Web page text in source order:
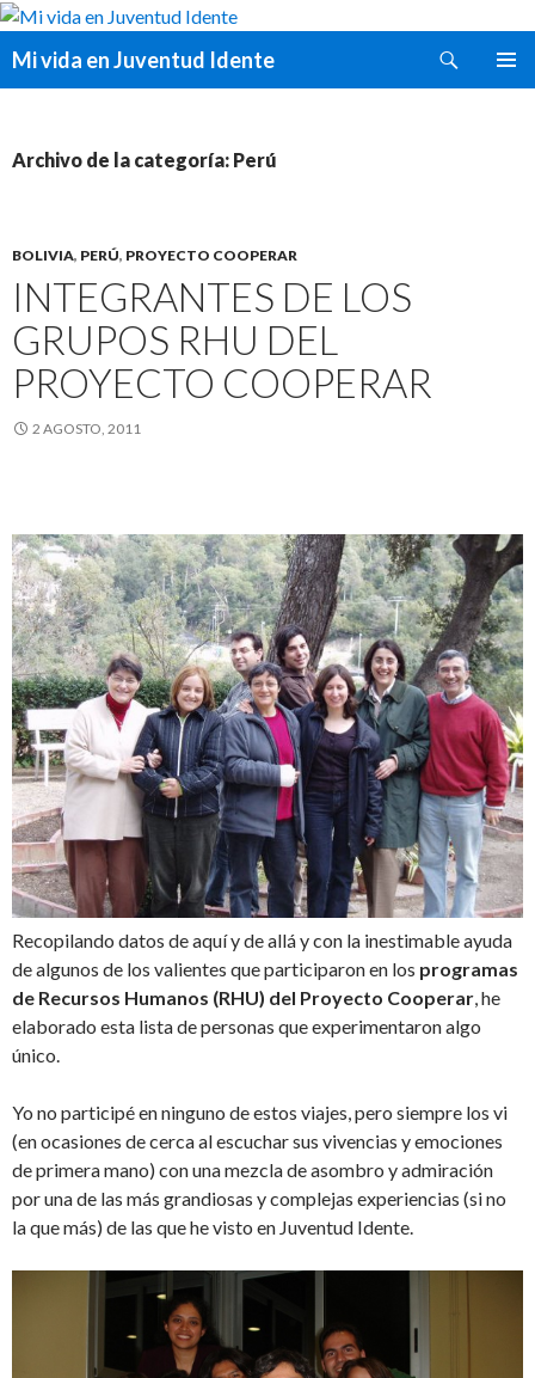
Mi vida en Juventud Idente
Archivo de la categoría: Perú
BOLIVIA, PERÚ, PROYECTO COOPERAR
INTEGRANTES DE LOS
GRUPOS RHU DEL
PROYECTO COOPERAR
2 AGOSTO, 2011
Recopilando datos de aquí y de allá y con la inestimable ayuda
de algunos de los valientes que participaron en los programas
de Recursos Humanos (RHU) del Proyecto Cooperar, he
elaborado esta lista de personas que experimentaron algo
único.
Yo no participé en ninguno de estos viajes, pero siempre los vi
(en ocasiones de cerca al escuchar sus vivencias y emociones
de primera mano) con una mezcla de asombro y admiración
por una de las más grandiosas y complejas experiencias (si no
la que más) de las que he visto en Juventud Idente.